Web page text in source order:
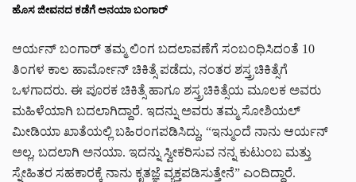
ಹೊಸ ಜೀವನದ ಕಡೆಗೆ ಅನಯಾ ಬಂಗಾರ್
ಆರ್ಯನ್ ಬಂಗಾರ್ ತಮ್ಮ ಲಿಂಗ ಬದಲಾವಣೆಗೆ ಸಂಬಂಧಿಸಿದಂತೆ 10
ತಿಂಗಳ ಕಾಲ ಹಾರ್ಮೋನ್ ಚಿಕಿತ್ಸೆ ಪಡೆದು, ನಂತರ ಶಸ್ತ್ರಚಿಕಿತ್ಸೆಗೆ
ಒಳಗಾದರು. ಈ ಪೂರಕ ಚಿಕಿತ್ಸೆ ಹಾಗೂ ಶಸ್ತ್ರಚಿಕಿತ್ಸೆಯ ಮೂಲಕ ಅವರು
ಮಹಿಳೆಯಾಗಿ ಬದಲಾಗಿದ್ದಾರೆ. ಇದನ್ನು ಅವರು ತಮ್ಮ ಸೋಶಿಯಲ್
ಮೀಡಿಯಾ ಖಾತೆಯಲ್ಲಿ ಬಹಿರಂಗಪಡಿಸಿದ್ದು, “ಇನ್ಮುಂದೆ ನಾನು ಆರ್ಯನ್
ಅಲ್ಲ, ಬದಲಾಗಿ ಅನಯಾ. ಇದನ್ನು ಸ್ವೀಕರಿಸುವ ನನ್ನ ಕುಟುಂಬ ಮತ್ತು
ಸ್ನೇಹಿತರ ಸಹಕಾರಕ್ಕೆ ನಾನು ಕೃತಜ್ಞೆ ವ್ಯಕ್ತಪಡಿಸುತ್ತೇನೆ” ಎಂದಿದ್ದಾರೆ.